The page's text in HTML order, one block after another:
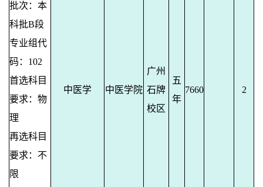
批次：本
科批B段
专业组代
码：102
首选科目
要求：物
理
再选科目
要求：不
限
中医学 中医学院
广州
石牌
校区
五
年
7660 2